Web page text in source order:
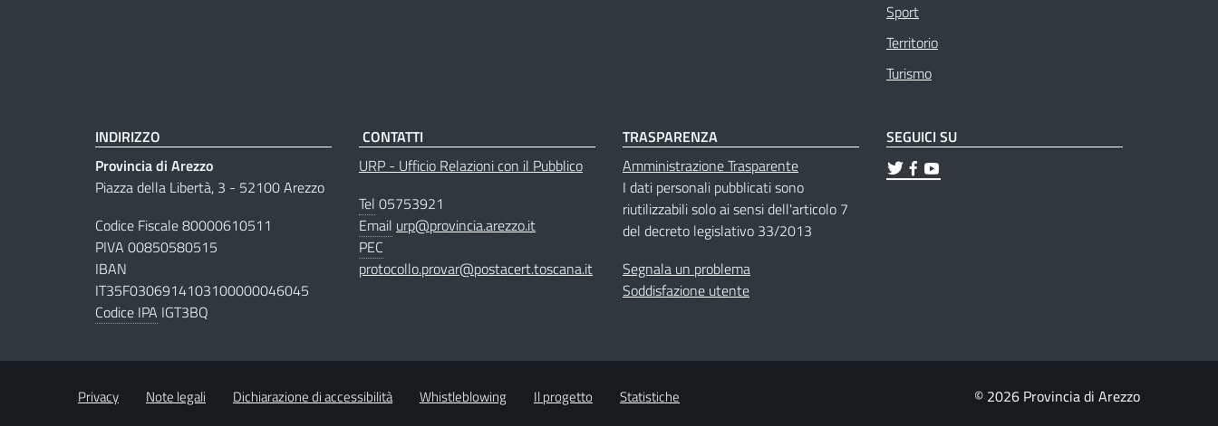
Sport
Territorio
Turismo
INDIRIZZO
Provincia di Arezzo
Piazza della Libertà, 3 - 52100 Arezzo
Codice Fiscale 80000610511
PIVA 00850580515
IBAN
IT35F0306914103100000046045
Codice IPA IGT3BQ
CONTATTI
URP - Ufficio Relazioni con il Pubblico
Tel 05753921
Email urp@provincia.arezzo.it
PEC
protocollo.provar@postacert.toscana.it
TRASPARENZA
Amministrazione Trasparente
I dati personali pubblicati sono
riutilizzabili solo ai sensi dell'articolo 7
del decreto legislativo 33/2013
Segnala un problema
Soddisfazione utente
SEGUICI SU
Privacy Note legali Dichiarazione di accessibilità Whistleblowing Il progetto Statistiche © 2026 Provincia di Arezzo